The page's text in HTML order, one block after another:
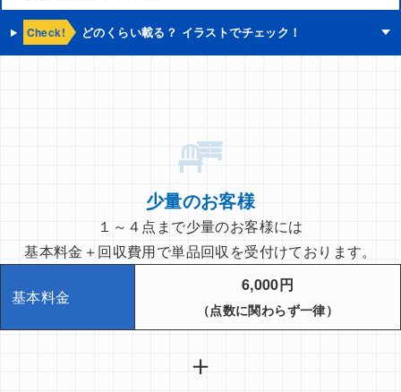
Check! どのくらい載る？ イラストでチェック！
少量のお客様
１～４点まで少量のお客様には
基本料金＋回収費用で単品回収を受付けております。
基本料金
6,000円
（点数に関わらず一律）
＋